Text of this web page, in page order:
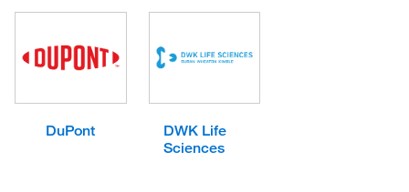
DuPont
DWK Life
Sciences